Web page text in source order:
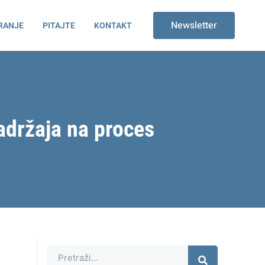
PITAJTE KONTAKT Newsletter
na proces
Претрага